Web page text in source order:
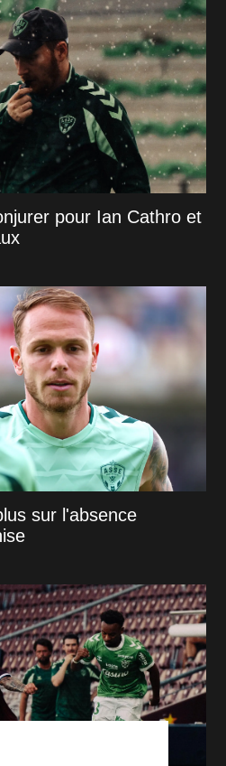
pour Ian Cathro et
sur l'absence